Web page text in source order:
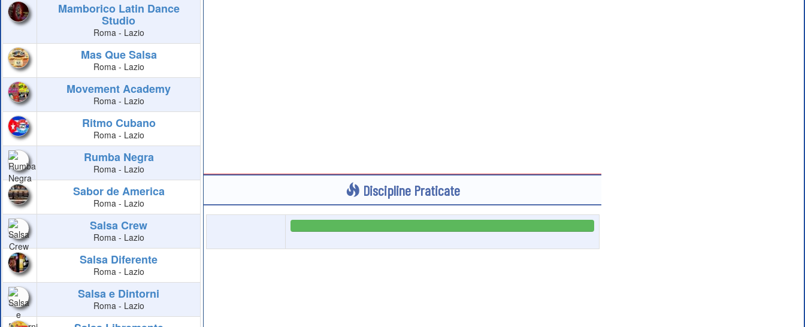
Mamborico Latin Dance
Studio
Roma - Lazio
Mas Que Salsa
Roma - Lazio
Movement Academy
Roma - Lazio
Ritmo Cubano
Roma - Lazio
Rumba Negra
Roma - Lazio
Sabor de America
Roma - Lazio
Salsa Crew
Roma - Lazio
Salsa Diferente
Roma - Lazio
Salsa e Dintorni
Roma - Lazio
Discipline Praticate